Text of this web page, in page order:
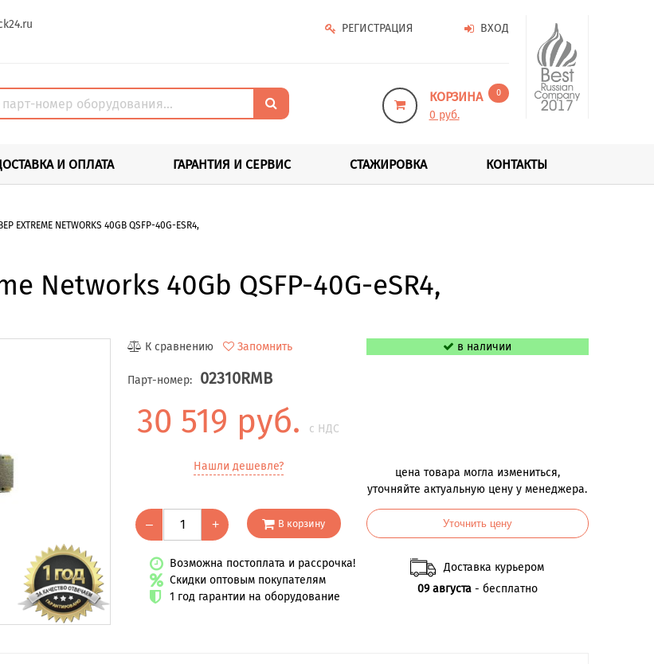
ВХОД
РЕГИСТРАЦИЯ
КОРЗИНА 0
0 руб.
И ОПЛАТА ГАРАНТИЯ И СЕРВИС СТАЖИРОВКА КОНТАКТЫ
EXTREME NETWORKS 40GB QSFP-40G-ESR4,
Networks 40Gb QSFP-40G-eSR4,
К сравнению Запомнить
Парт-номер: 02310RMB
30 519 руб. с НДС
Нашли дешевле?
– + В корзину
Возможна постоплата и рассрочка!
Скидки оптовым покупателям
1 год гарантии на оборудование
в наличии
цена товара могла измениться,
уточняйте актуальную цену у менеджера.
Уточнить цену
Доставка курьером
09 августа- бесплатно